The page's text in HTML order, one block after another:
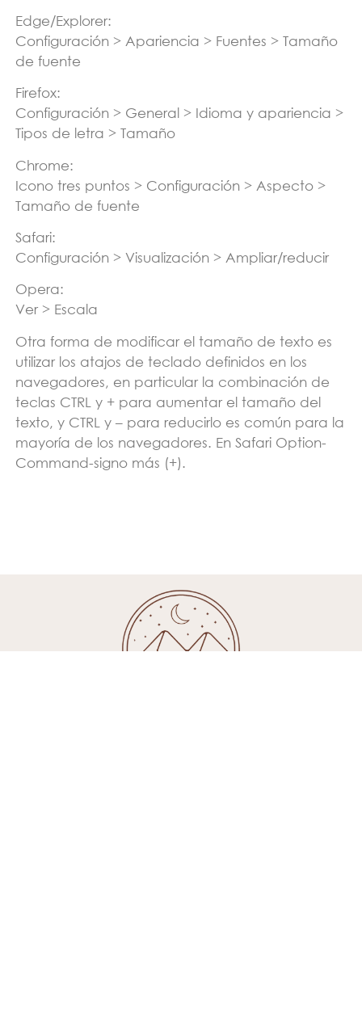
Edge/Explorer:
Configuración > Apariencia > Fuentes > Tamaño
de fuente
Firefox:
Configuración > General > Idioma y apariencia >
Tipos de letra > Tamaño
Chrome:
Icono tres puntos > Configuración > Aspecto >
Tamaño de fuente
Safari:
Configuración > Visualización > Ampliar/reducir
Opera:
Ver > Escala
Otra forma de modificar el tamaño de texto es
utilizar los atajos de teclado definidos en los
navegadores, en particular la combinación de
teclas CTRL y + para aumentar el tamaño del
texto, y CTRL y – para reducirlo es común para la
mayoría de los navegadores. En Safari Option-
Command-signo más (+).